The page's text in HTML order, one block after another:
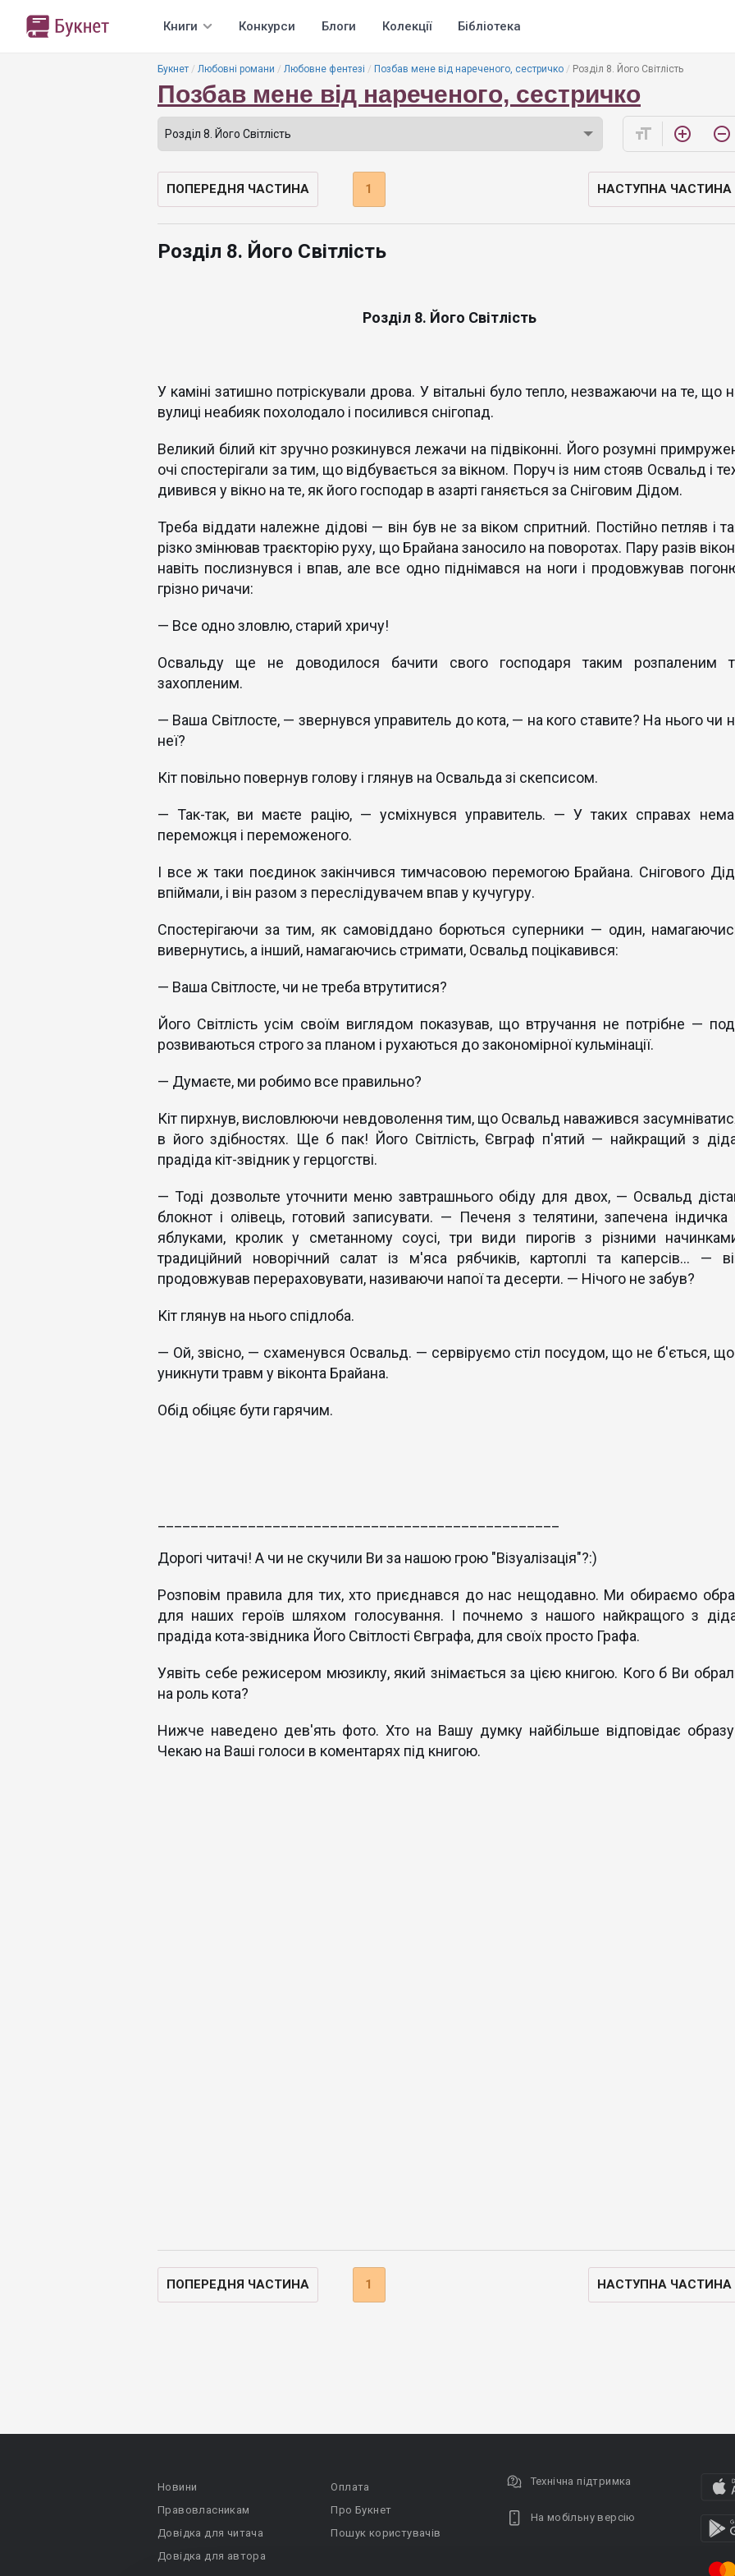
Книги Конкурси Блоги Колекції Бібліотека
Букнет Любовні романи Любовне фентезі Позбав мене від нареченого, сестричко Розділ 8. Його Світлість
Позбав мене від нареченого, сестричко
format_size add_circle_outline remove_circle_outline
ПОПЕРЕДНЯ ЧАСТИНА 1 НАСТУПНА ЧАСТИНА
Розділ 8. Його Світлість
Розділ 8. Його Світлість
У каміні затишно потріскували дрова. У вітальні було тепло, незважаючи на те, що
вулиці неабияк похолодало і посилився снігопад.
Великий білий кіт зручно розкинувся лежачи на підвіконні. Його розумні
очі спостерігали за тим, що відбувається за вікном. Поруч із ним стояв Освальд і
дивився у вікно на те, як його господар в азарті ганяється за Сніговим Дідом.
Треба віддати належне дідові — він був не за віком спритний. Постійно петляв і
різко змінював траєкторію руху, що Брайана заносило на поворотах. Пару разів
навіть послизнувся і впав, але все одно піднімався на ноги і продовжував
грізно ричачи:
— Все одно зловлю, старий хричу!
Освальду ще не доводилося бачити свого господаря таким розпаленим
захопленим.
— Ваша Світлосте, — звернувся управитель до кота, — на кого ставите? На нього чи
неї?
Кіт повільно повернув голову і глянув на Освальда зі скепсисом.
— Так-так, ви маєте рацію, — усміхнувся управитель. — У таких справах
переможця і переможеного.
І все ж таки поєдинок закінчився тимчасовою перемогою Брайана. Снігового
впіймали, і він разом з переслідувачем впав у кучугуру.
Спостерігаючи за тим, як самовіддано борються суперники — один,
вивернутись, а інший, намагаючись стримати, Освальд поцікавився:
— Ваша Світлосте, чи не треба втрутитися?
Його Світлість усім своїм виглядом показував, що втручання не потрібне —
розвиваються строго за планом і рухаються до закономірної кульмінації.
— Думаєте, ми робимо все правильно?
Кіт пирхнув, висловлюючи невдоволення тим, що Освальд наважився
в його здібностях. Ще б пак! Його Світлість, Євграф п'ятий — найкращий з
прадіда кіт-звідник у герцогстві.
— Тоді дозвольте уточнити меню завтрашнього обіду для двох, — Освальд
блокнот і олівець, готовий записувати. — Печеня з телятини, запечена індичка
яблуками, кролик у сметанному соусі, три види пирогів з різними
традиційний новорічний салат із м'яса рябчиків, картоплі та каперсів… —
продовжував перераховувати, називаючи напої та десерти. — Нічого не забув?
Кіт глянув на нього спідлоба.
— Ой, звісно, — схаменувся Освальд. — сервіруємо стіл посудом, що не б'ється,
уникнути травм у віконта Брайана.
Обід обіцяє бути гарячим.
Дорогі читачі! А чи не скучили Ви за нашою грою "Візуалізація"?:)
Розповім правила для тих, хто приєднався до нас нещодавно. Ми обираємо
для наших героїв шляхом голосування. І почнемо з нашого найкращого з
прадіда кота-звідника Його Світлості Євграфа, для своїх просто Графа.
Уявіть себе режисером мюзиклу, який знімається за цією книгою. Кого б Ви
на роль кота?
Нижче наведено дев'ять фото. Хто на Вашу думку найбільше відповідає
Чекаю на Ваші голоси в коментарях під книгою.
ПОПЕРЕДНЯ ЧАСТИНА 1 НАСТУПНА ЧАСТИНА
Новини
Правовласникам
Довідка для читача
Довідка для автора
Оплата
Про Букнет
Пошук користувачів
Технічна підтримка
На мобільну версію